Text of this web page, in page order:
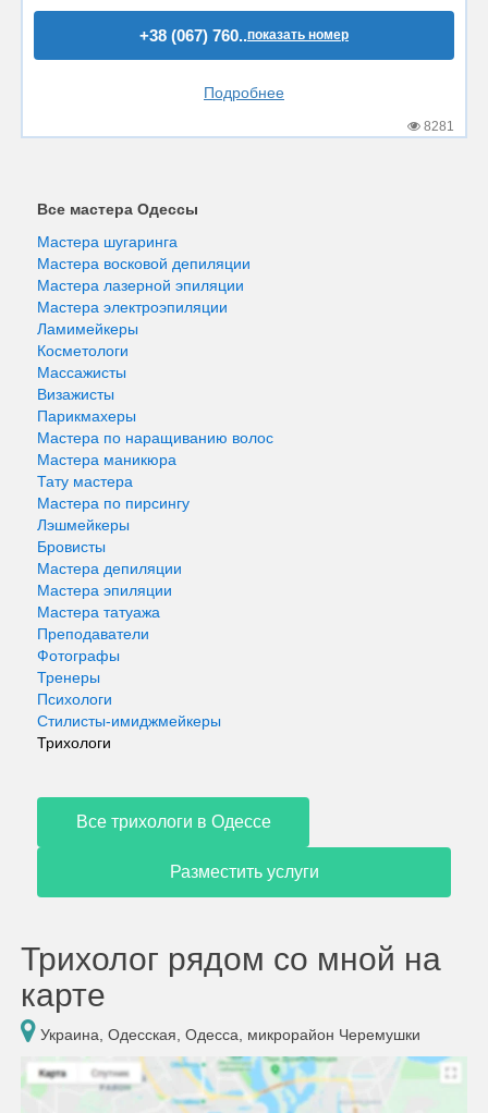
+38 (067) 760..показать номер
Подробнее
8281
Все мастера Одессы
Мастера шугаринга
Мастера восковой депиляции
Мастера лазерной эпиляции
Мастера электроэпиляции
Ламимейкеры
Косметологи
Массажисты
Визажисты
Парикмахеры
Мастера по наращиванию волос
Мастера маникюра
Тату мастера
Мастера по пирсингу
Лэшмейкеры
Бровисты
Мастера депиляции
Мастера эпиляции
Мастера татуажа
Преподаватели
Фотографы
Тренеры
Психологи
Стилисты-имиджмейкеры
Трихологи
Все трихологи в Одессе
Разместить услуги
Трихолог рядом со мной на
карте
Украина, Одесская, Одесса, микрорайон Черемушки